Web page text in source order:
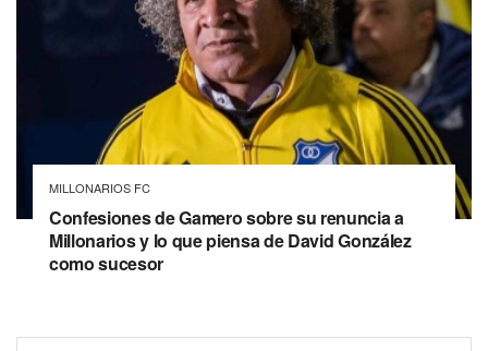
MILLONARIOS FC
Confesiones de Gamero sobre su renuncia a
Millonarios y lo que piensa de David González
como sucesor